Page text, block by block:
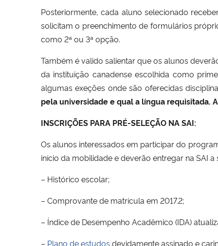
Posteriormente, cada aluno selecionado
solicitam o preenchimento de formulários
como 2ª ou 3ª opção.
Também é valido salientar que os alunos
da instituição canadense escolhida como
algumas exeções onde são oferecidas
pela universidade e qual a língua requisitada.
INSCRIÇÕES PARA PRÉ-SELEÇÃO NA SAI:
Os alunos interessados em participar do
início da mobilidade e deverão entregar na SAI
– Histórico escolar;
– Comprovante de matrícula em 2017.2;
– Índice de Desempenho Acadêmico (IDA)
– Plano de estudos devidamente assinado e